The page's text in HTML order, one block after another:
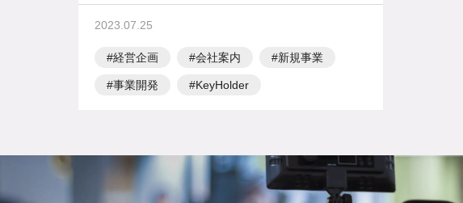
2023.07.25
経営企画 会社案内 新規事業
事業開発 KeyHolder